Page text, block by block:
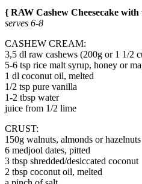
{ RAW Cashew Cheesecake
serves 6-8
CASHEW CREAM:
3,5 dl raw cashews (200g or 1 1/2
5-6 tsp rice malt syrup, honey or
1 dl coconut oil, melted
1/2 tsp pure vanilla
1-2 tbsp water
juice from 1/2 lime
CRUST:
150g walnuts, almonds or
6 medjool dates, pitted
3 tbsp shredded/desiccated coconut
2 tbsp coconut oil, melted